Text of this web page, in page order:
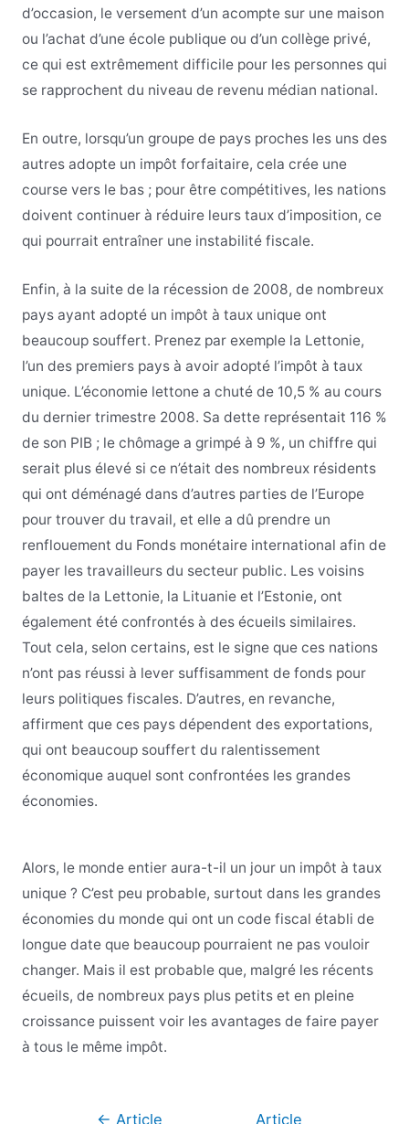
d’occasion, le versement d’un acompte sur une maison
ou l’achat d’une école publique ou d’un collège privé,
ce qui est extrêmement difficile pour les personnes qui
se rapprochent du niveau de revenu médian national.
En outre, lorsqu’un groupe de pays proches les uns des
autres adopte un impôt forfaitaire, cela crée une
course vers le bas ; pour être compétitives, les nations
doivent continuer à réduire leurs taux d’imposition, ce
qui pourrait entraîner une instabilité fiscale.
Enfin, à la suite de la récession de 2008, de nombreux
pays ayant adopté un impôt à taux unique ont
beaucoup souffert. Prenez par exemple la Lettonie,
l’un des premiers pays à avoir adopté l’impôt à taux
unique. L’économie lettone a chuté de 10,5 % au cours
du dernier trimestre 2008. Sa dette représentait 116 %
de son PIB ; le chômage a grimpé à 9 %, un chiffre qui
serait plus élevé si ce n’était des nombreux résidents
qui ont déménagé dans d’autres parties de l’Europe
pour trouver du travail, et elle a dû prendre un
renflouement du Fonds monétaire international afin de
payer les travailleurs du secteur public. Les voisins
baltes de la Lettonie, la Lituanie et l’Estonie, ont
également été confrontés à des écueils similaires.
Tout cela, selon certains, est le signe que ces nations
n’ont pas réussi à lever suffisamment de fonds pour
leurs politiques fiscales. D’autres, en revanche,
affirment que ces pays dépendent des exportations,
qui ont beaucoup souffert du ralentissement
économique auquel sont confrontées les grandes
économies.
Alors, le monde entier aura-t-il un jour un impôt à taux
unique ? C’est peu probable, surtout dans les grandes
économies du monde qui ont un code fiscal établi de
longue date que beaucoup pourraient ne pas vouloir
changer. Mais il est probable que, malgré les récents
écueils, de nombreux pays plus petits et en pleine
croissance puissent voir les avantages de faire payer
à tous le même impôt.
Navigation
← Article
Article